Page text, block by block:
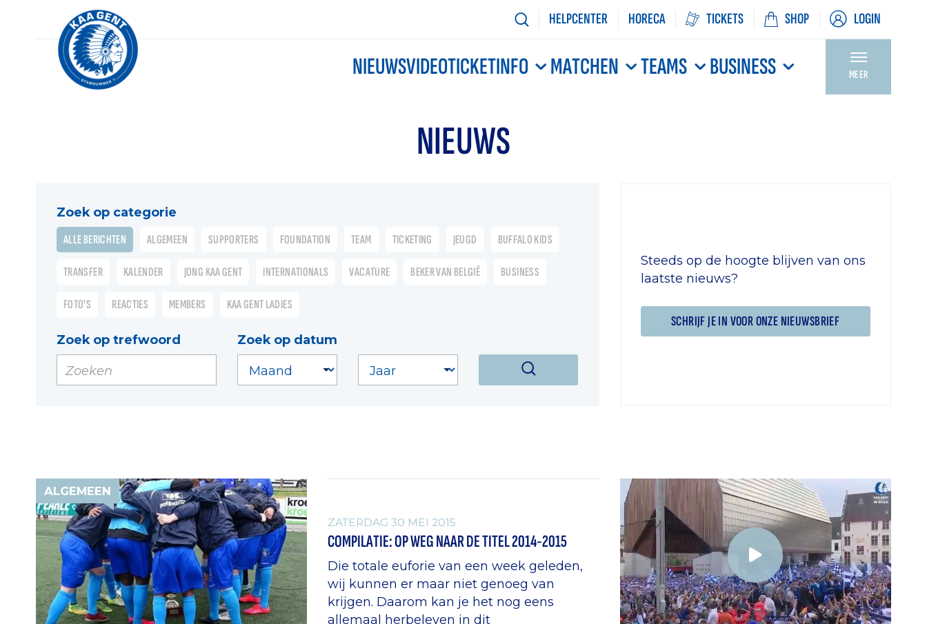
HELPCENTER HORECA TICKETS SHOP LOGIN
NIEUWSVIDEOTICKETINFO MATCHEN TEAMS BUSINESS MEER
NIEUWS
Zoek op categorie
ALLE BERICHTEN
ALGEMEEN SUPPORTERS FOUNDATION TEAM TICKETING JEUGD BUFFALO KIDS
TRANSFER KALENDER JONG KAA GENT INTERNATIONALS VACATURE BEKER VAN BELGIË BUSINESS
FOTO'S REACTIES MEMBERS KAA GENT LADIES
Zoek op trefwoord Zoek op datum
Steeds op de hoogte blijven van ons
laatste nieuws?
SCHRIJF JE IN VOOR ONZE NIEUWSBRIEF
ALGEMEEN
ZATERDAG 30 MEI 2015
COMPILATIE: OP WEG NAAR DE TITEL 2014-2015
Die totale euforie van een week geleden,
wij kunnen er maar niet genoeg van
krijgen. Daarom kan je het nog eens
allemaal herbeleven in dit